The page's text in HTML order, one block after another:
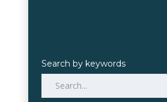
Search by keywords